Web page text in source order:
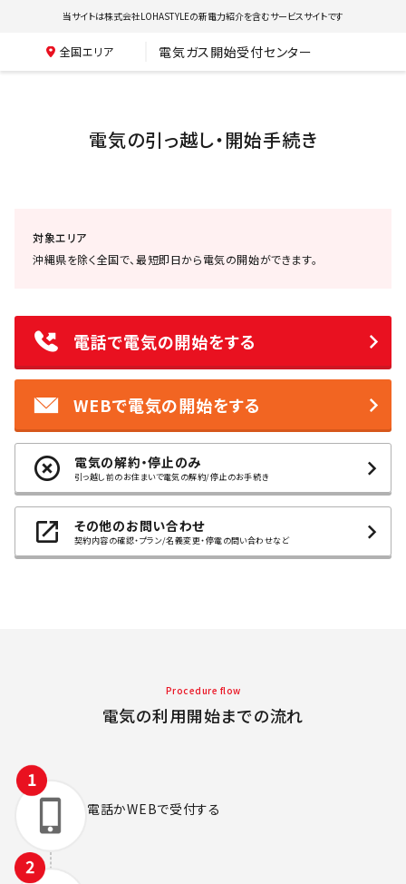
当サイトは株式会社LOHASTYLEの新電力紹介を含むサービスサイトです
全国エリア 電気ガス開始受付センター
電気の引っ越し・開始手続き
対象エリア
沖縄県を除く全国で、最短即日から電気の開始ができます。
電話で電気の開始をする
WEBで電気の開始をする
電気の解約・停止のみ
引っ越し前のお住まいで電気の解約/停止のお手続き
その他のお問い合わせ
契約内容の確認・プラン/名義変更・停電の問い合わせなど
Procedure flow
電気の利用開始までの流れ
電話かWEBで受付する